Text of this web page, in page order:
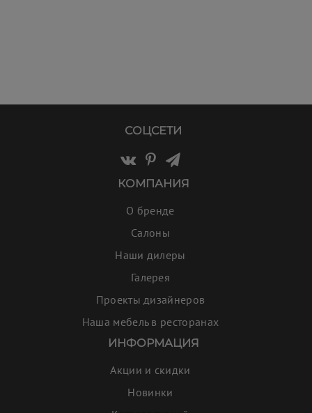
СОЦСЕТИ
КОМПАНИЯ
О бренде
Салоны
Наши дилеры
Галерея
Проекты дизайнеров
Наша мебель в ресторанах
ИНФОРМАЦИЯ
Акции и скидки
Новинки